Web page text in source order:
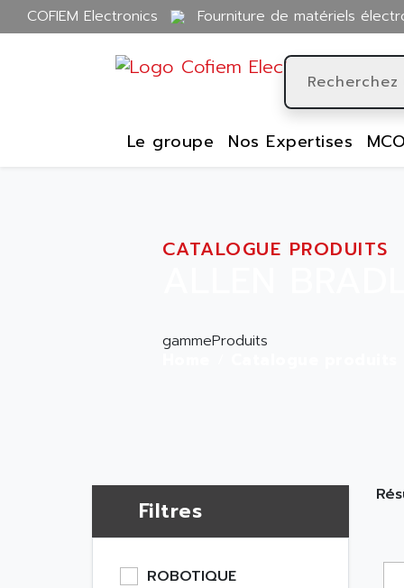
COFIEM Electronics Fourniture de matériels
Le groupe Nos Expertises
CATALOGUE PRODUITS
gammeProduits
Filtres
ROBOTIQUE